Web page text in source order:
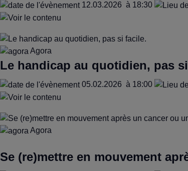
12.03.2026 à 18:30
Agora
Le handicap au quotidien, pas
05.02.2026 à 18:00
Agora
Se (re)mettre en mouvement